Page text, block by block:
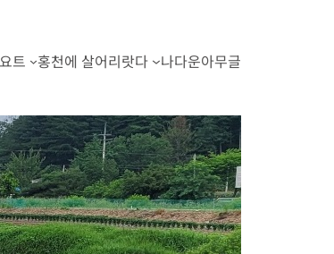
트 홍천에 살어리랏다 나다운아무글